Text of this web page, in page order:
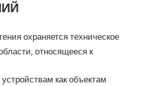
охраняется техническое
относящееся к
как объектам